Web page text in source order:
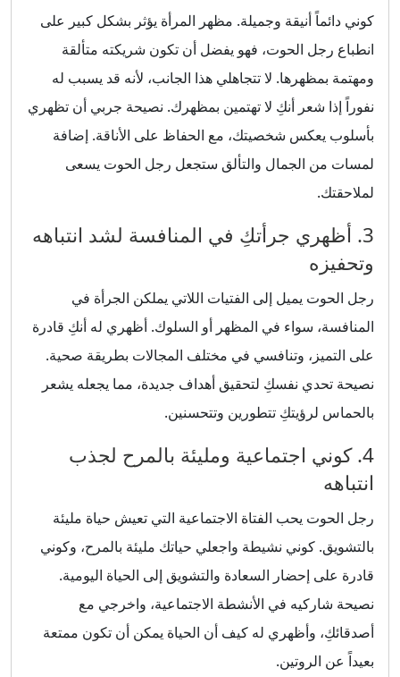
كوني دائماً أنيقة وجميلة. مظهر المرأة يؤثر بشكل كبير على
انطباع رجل الحوت، فهو يفضل أن تكون شريكته متألقة
ومهتمة بمظهرها. لا تتجاهلي هذا الجانب، لأنه قد يسبب له
نفوراً إذا شعر أنكِ لا تهتمين بمظهرك. نصيحة جربي أن تظهري
بأسلوب يعكس شخصيتك، مع الحفاظ على الأناقة. إضافة
لمسات من الجمال والتألق ستجعل رجل الحوت يسعى
لملاحقتك.
3. أظهري جرأتكِ في المنافسة لشد انتباهه
وتحفيزه
رجل الحوت يميل إلى الفتيات اللاتي يملكن الجرأة في
المنافسة، سواء في المظهر أو السلوك. أظهري له أنكِ قادرة
على التميز، وتنافسي في مختلف المجالات بطريقة صحية.
نصيحة تحدي نفسكِ لتحقيق أهداف جديدة، مما يجعله يشعر
بالحماس لرؤيتكِ تتطورين وتتحسنين.
4. كوني اجتماعية ومليئة بالمرح لجذب
انتباهه
رجل الحوت يحب الفتاة الاجتماعية التي تعيش حياة مليئة
بالتشويق. كوني نشيطة واجعلي حياتك مليئة بالمرح، وكوني
قادرة على إحضار السعادة والتشويق إلى الحياة اليومية.
نصيحة شاركيه في الأنشطة الاجتماعية، واخرجي مع
أصدقائكِ، وأظهري له كيف أن الحياة يمكن أن تكون ممتعة
بعيداً عن الروتين.